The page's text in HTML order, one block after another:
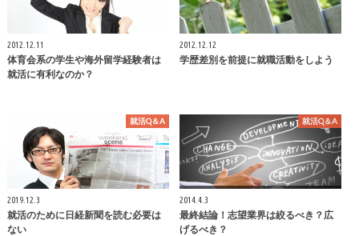
2012.12.11
体育会系の学生や海外留学経験者は
就活に有利なのか？
2012.12.12
学歴差別を前提に就職活動をしよう
就活Q＆A
2019.12.3
就活のために日経新聞を読む必要は
ない
就活Q＆A
2014.4.3
最終結論！志望業界は絞るべき？広
げるべき？